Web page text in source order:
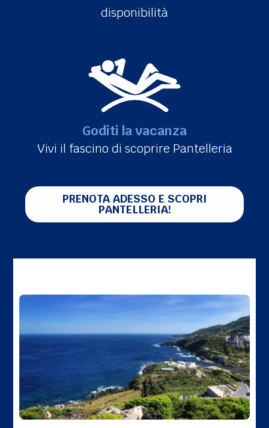
disponibilità
Goditi la vacanza
Vivi il fascino di scoprire Pantelleria
PRENOTA ADESSO E SCOPRI
PANTELLERIA!